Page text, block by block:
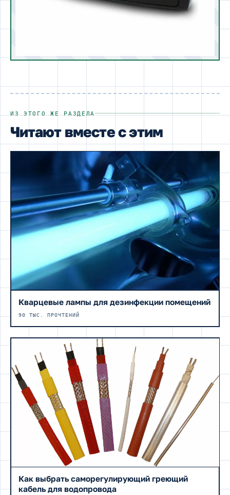
ИЗ ЭТОГО ЖЕ РАЗДЕЛА
Читают вместе с этим
Кварцевые лампы для дезинфекции помещений
90 ТЫС. ПРОЧТЕНИЙ
Как выбрать саморегулирующий греющий
кабель для водопровода